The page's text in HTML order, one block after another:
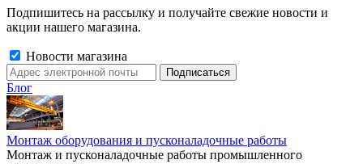
Подпишитесь на рассылку и получайте свежие новости и
акции нашего магазина.
Новости магазина
Блог
Монтаж оборудования и пусконаладочные работы
Монтаж и пусконаладочные работы промышленного